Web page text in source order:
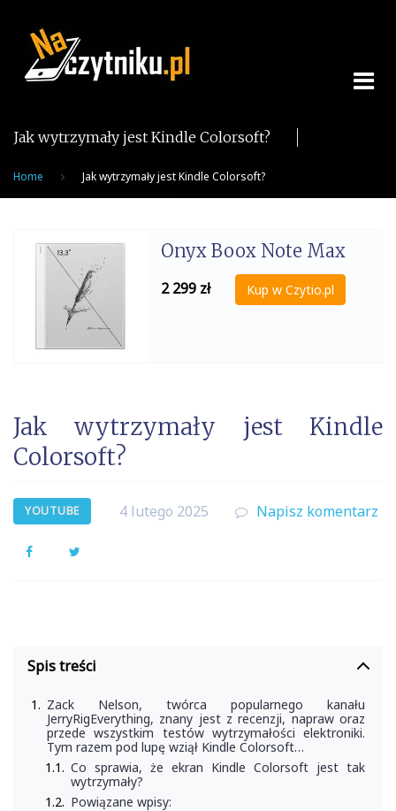
content
Jak wytrzymały jest Kindle Colorsoft?
Home Jak wytrzymały jest Kindle Colorsoft?
Onyx Boox Note Max
2 299 zł Kup w Czytio.pl
Jak wytrzymały jest Kindle
Colorsoft?
YOUTUBE 4 lutego 2025 Napisz komentarz
Facebook
Spis treści
Zack Nelson, twórca popularnego kanału
JerryRigEverything, znany jest z recenzji, napraw oraz
przede wszystkim testów wytrzymałości elektroniki.
Tym razem pod lupę wziął Kindle Colorsoft…
Co sprawia, że ekran Kindle Colorsoft jest tak
wytrzymały?
Powiązane wpisy: